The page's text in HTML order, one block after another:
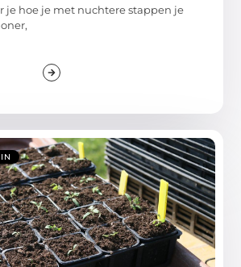
je hoe je met nuchtere stappen je